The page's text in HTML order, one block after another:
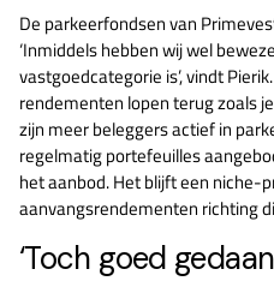
De parkeerfondsen van
‘Inmiddels hebben wij wel
vastgoedcategorie is’, vindt
rendementen lopen terug zoals
zijn meer beleggers actief in
regelmatig portefeuilles
het aanbod. Het blijft een niche-
aanvangsrendementen richting
‘Toch goed